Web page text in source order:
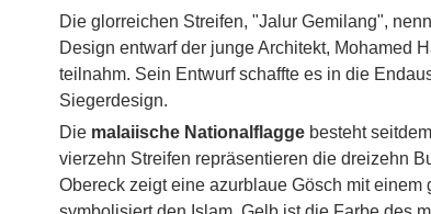
Die glorreichen Streifen, "Jalur Gemilang",
Design entwarf der junge Architekt, Mohamed
teilnahm. Sein Entwurf schaffte es in die
Siegerdesign.
Die malaiische Nationalflagge besteht
vierzehn Streifen repräsentieren die dreizehn
Obereck zeigt eine azurblaue Gösch mit